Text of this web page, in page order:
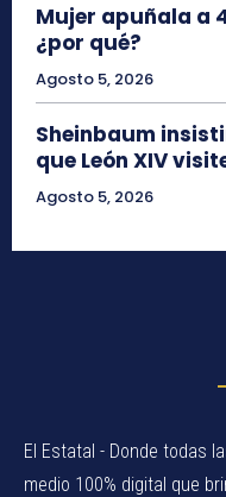
Mujer apuñala a
¿por qué?
Agosto 5, 2026
Sheinbaum
que León XIV
Agosto 5, 2026
El Estatal - Donde todas
medio 100% digital que